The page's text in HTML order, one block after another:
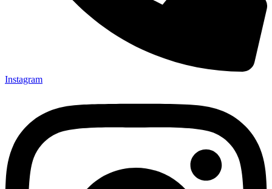
Instagram